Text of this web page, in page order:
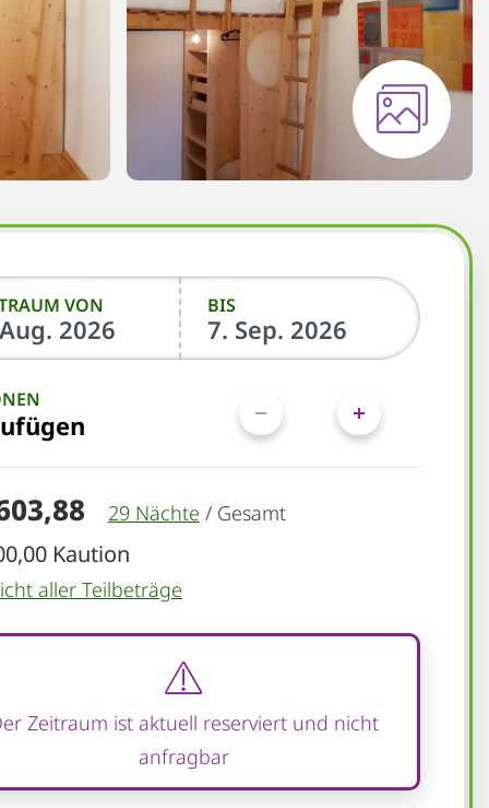
VON BIS
29 Nächte / Gesamt
Kaution
aller Teilbeträge
Zeitraum ist aktuell reserviert und nicht
anfragbar